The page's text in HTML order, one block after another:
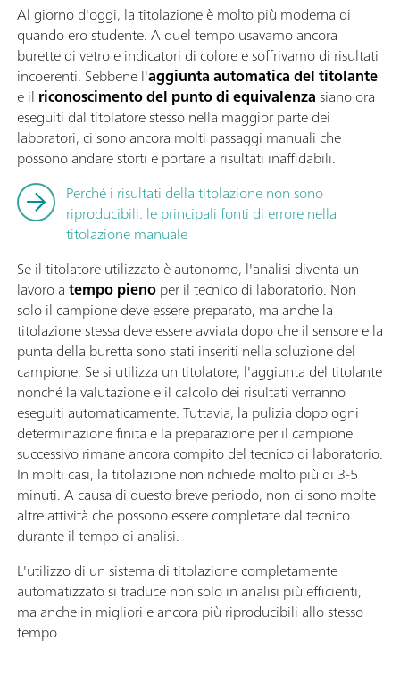
Al giorno d'oggi, la titolazione è molto più moderna di
quando ero studente. A quel tempo usavamo ancora
burette di vetro e indicatori di colore e soffrivamo di risultati
incoerenti. Sebbene l'aggiunta automatica del titolante
e il riconoscimento del punto di equivalenzasiano ora
eseguiti dal titolatore stesso nella maggior parte dei
laboratori, ci sono ancora molti passaggi manuali che
possono andare storti e portare a risultati inaffidabili.
Perché i risultati della titolazione non sono
riproducibili: le principali fonti di errore nella
titolazione manuale
Se il titolatore utilizzato è autonomo, l'analisi diventa un
lavoro atempo pienoper il tecnico di laboratorio. Non
solo il campione deve essere preparato, ma anche la
titolazione stessa deve essere avviata dopo che il sensore e la
punta della buretta sono stati inseriti nella soluzione del
campione. Se si utilizza un titolatore, l'aggiunta del titolante
nonché la valutazione e il calcolo dei risultati verranno
eseguiti automaticamente. Tuttavia, la pulizia dopo ogni
determinazione finita e la preparazione per il campione
successivo rimane ancora compito del tecnico di laboratorio.
In molti casi, la titolazione non richiede molto più di 3-5
minuti. A causa di questo breve periodo, non ci sono molte
altre attività che possono essere completate dal tecnico
durante il tempo di analisi.
L'utilizzo di un sistema di titolazione completamente
automatizzato si traduce non solo in analisi più efficienti,
ma anche in migliori e ancora più riproducibili allo stesso
tempo.